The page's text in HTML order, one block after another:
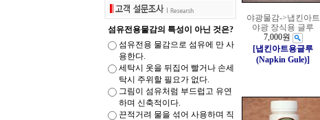
섬유전용물감의 특성이 아닌 것은?
섬유전용 물감으로 섬유에 만 사
용한다.
세탁시 옷을 뒤집어 빨거나 손세
탁시 주위할 필요가 없다.
그림이 섬유처럼 부드럽고 유연
하며 신축적이다.
끈적거려 물을 섞어 사용하며 직
야광물감->냅킨아트
야광 장식용 글루
7,000원
[냅킨아트용글루
(Napkin Gule)]